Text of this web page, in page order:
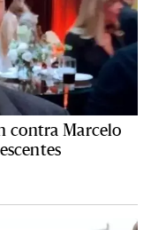
contra Marcelo